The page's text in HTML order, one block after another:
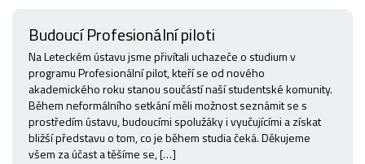
Budoucí Profesionální piloti
Na Leteckém ústavu jsme přivítali uchazeče o studium v
programu Profesionální pilot, kteří se od nového
akademického roku stanou součástí naší studentské komunity.
Během neformálního setkání měli možnost seznámit se s
prostředím ústavu, budoucími spolužáky i vyučujícími a získat
bližší představu o tom, co je během studia čeká. Děkujeme
všem za účast a těšíme se, […]